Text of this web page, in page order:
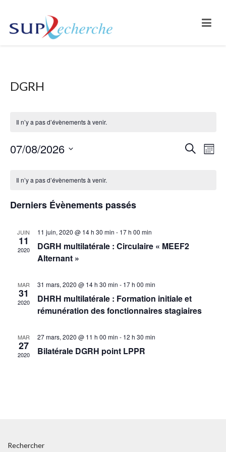
DGRH
Il n’y a pas d’évènements à venir.
Recherche
Mois
07/08/2026
Calendrier
Évènements
Il n’y a pas d’évènements à venir.
Derniers Évènements passés
JUIN
11
2020
11 juin, 2020 @ 14 h 30 min - 17 h 00 min
DGRH multilatérale : Circulaire « MEEF2
Alternant »
MAR
31
2020
31 mars, 2020 @ 14 h 30 min - 17 h 00 min
DHRH multilatérale : Formation initiale et
rémunération des fonctionnaires stagiaires
MAR
27
2020
27 mars, 2020 @ 11 h 00 min - 12 h 30 min
Bilatérale DGRH point LPPR
Rechercher